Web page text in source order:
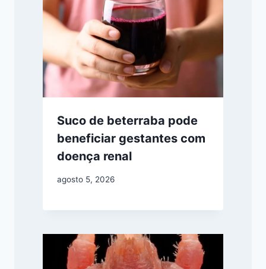
Suco de beterraba pode
beneficiar gestantes com
doença renal
agosto 5, 2026